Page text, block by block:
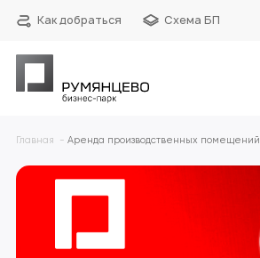
Как добраться Схема БП
Главная Аренда производственных помещений